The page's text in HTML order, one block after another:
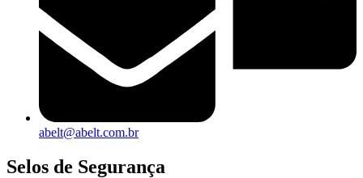
abelt@abelt.com.br
Selos de Segurança